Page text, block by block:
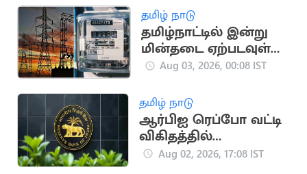
தமிழ் நாடு
தமிழ்நாட்டில் இன்று
மின்தடை ஏற்படவுள்ள
பகுதிகள்
Aug 03, 2026, 00:08 IST
தமிழ் நாடு
ஆர்பிஐ ரெப்போ வட்டி
விகிதத்தில்
மாற்றமில்லை:
Aug 02, 2026, 17:08 IST